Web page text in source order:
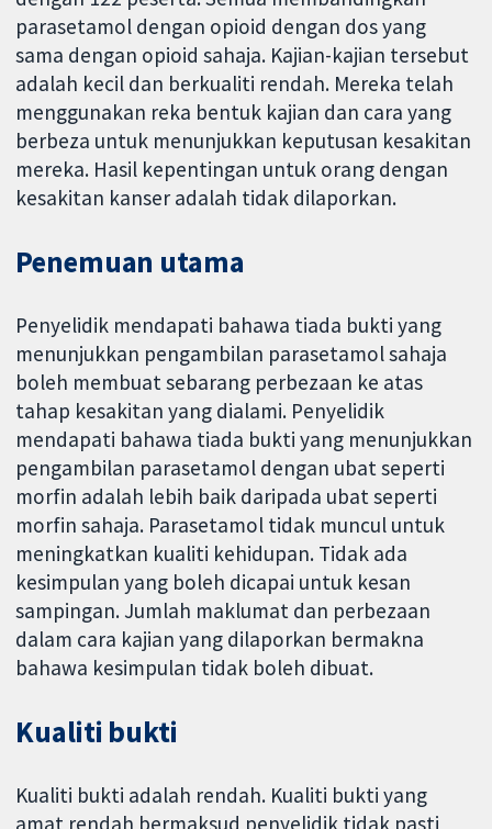
parasetamol dengan opioid dengan dos yang
sama dengan opioid sahaja. Kajian-kajian tersebut
adalah kecil dan berkualiti rendah. Mereka telah
menggunakan reka bentuk kajian dan cara yang
berbeza untuk menunjukkan keputusan kesakitan
mereka. Hasil kepentingan untuk orang dengan
kesakitan kanser adalah tidak dilaporkan.
Penemuan utama
Penyelidik mendapati bahawa tiada bukti yang
menunjukkan pengambilan parasetamol sahaja
boleh membuat sebarang perbezaan ke atas
tahap kesakitan yang dialami. Penyelidik
mendapati bahawa tiada bukti yang menunjukkan
pengambilan parasetamol dengan ubat seperti
morfin adalah lebih baik daripada ubat seperti
morfin sahaja. Parasetamol tidak muncul untuk
meningkatkan kualiti kehidupan. Tidak ada
kesimpulan yang boleh dicapai untuk kesan
sampingan. Jumlah maklumat dan perbezaan
dalam cara kajian yang dilaporkan bermakna
bahawa kesimpulan tidak boleh dibuat.
Kualiti bukti
Kualiti bukti adalah rendah. Kualiti bukti yang
amat rendah bermaksud penyelidik tidak pasti